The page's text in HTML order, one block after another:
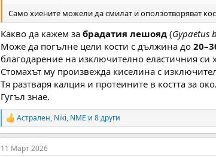
n
s
:
Само хиените можели да смилат и оползотворяват
Какво да кажем за брадатия лешояд (Gypaetus
Може да погълне цели кости с дължина до
благодарение на изключително еластичния си
Стомахът му произвежда киселина с
Тя разтваря калция и протеините в костта за
Гугъл знае.
R
e
a
c
Астрален, Niki, NME и 8 други
11 Март 2026